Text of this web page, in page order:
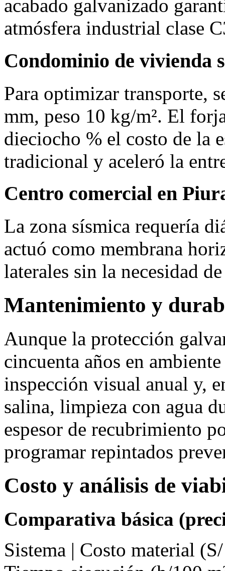
acabado galvanizado
atmósfera industrial clase
Condominio de vivienda
Para optimizar transporte,
mm, peso 10 kg/m². El
dieciocho % el costo de la
tradicional y aceleró la
Centro comercial en
La zona sísmica requería
actuó como membrana
laterales sin la necesidad
Mantenimiento y
Aunque la protección
cincuenta años en
inspección visual anual y,
salina, limpieza con agua
espesor de recubrimiento
programar repintados
Costo y análisis de
Comparativa básica
Sistema | Costo material